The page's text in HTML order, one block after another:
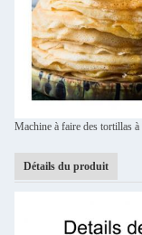
Machine à faire des tortillas
Détails du produit